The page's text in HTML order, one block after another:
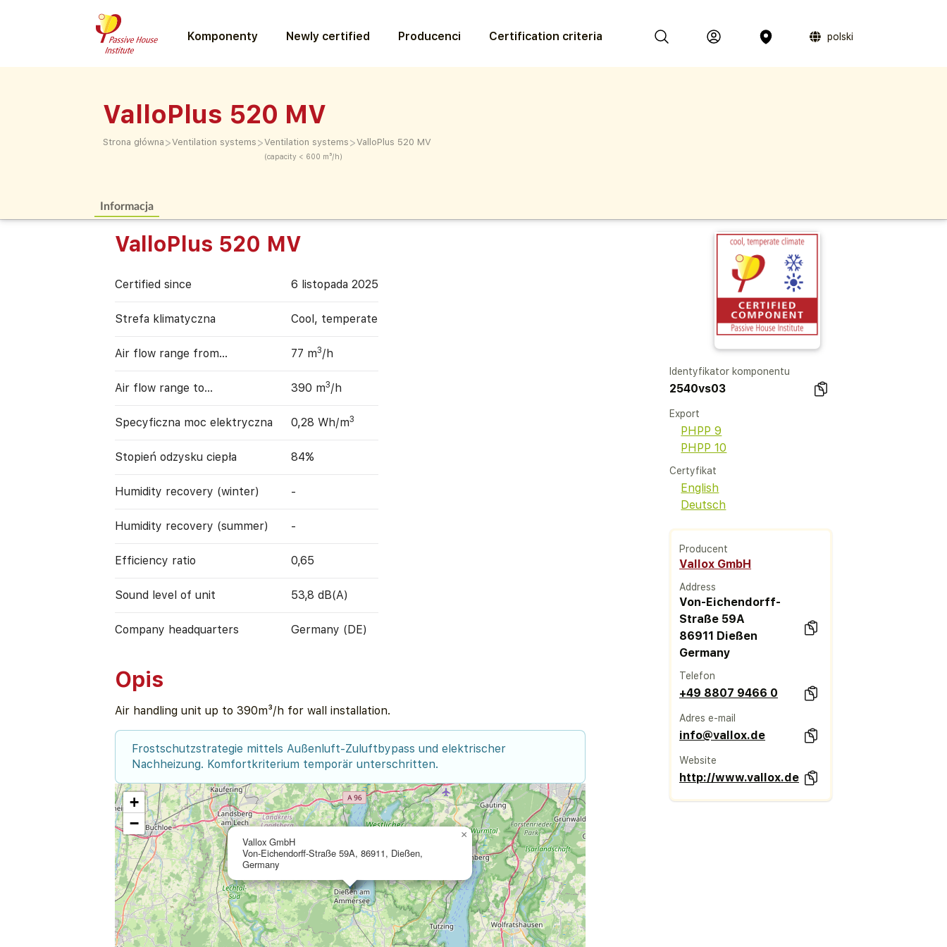
Komponenty Newly certified Producenci Certification criteria polski
ValloPlus 520 MV
Strona główna >Ventilation systems >Ventilation systems
(capacity < 600 m³/h)
>ValloPlus 520 MV
Informacja
ValloPlus 520 MV
Certified since 6 listopada 2025
Strefa klimatyczna Cool, temperate
Air flow range from… 77 m3/h
Air flow range to… 390 m3/h
Specyficzna moc elektryczna 0,28 Wh/m3
Stopień odzysku ciepła 84%
Humidity recovery (winter) -
Humidity recovery (summer) -
Efficiency ratio 0,65
Sound level of unit 53,8 dB(A)
Company headquarters Germany (DE)
Opis
Air handling unit up to 390m³/h for wall installation.
Frostschutzstrategie mittels Außenluft-Zuluftbypass und elektrischer
Nachheizung. Komfortkriterium temporär unterschritten.
Vallox GmbH
Von-Eichendorff-Straße 59A, 86911, Dießen,
Germany
×
+
−
Identyfikator komponentu
2540vs03
Export
PHPP 9
PHPP 10
Certyfikat
English
Deutsch
Producent
Vallox GmbH
Address
Von-Eichendorff-
Straße 59A
86911 Dießen
Germany
Telefon
+49 8807 9466 0
Adres e-mail
info@vallox.de
Website
http://www.vallox.de